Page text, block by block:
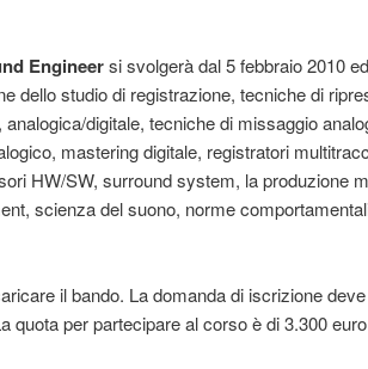
Engineersi svolgerà dal 5 febbraio 2010
dello studio di registrazione, tecniche di
digitale, tecniche di missaggio
mastering digitale, registratori
HW/SW, surround system, la produzione
scienza del suono, norme
il bando. La domanda di iscrizione
quota per partecipare al corso è di 3.300